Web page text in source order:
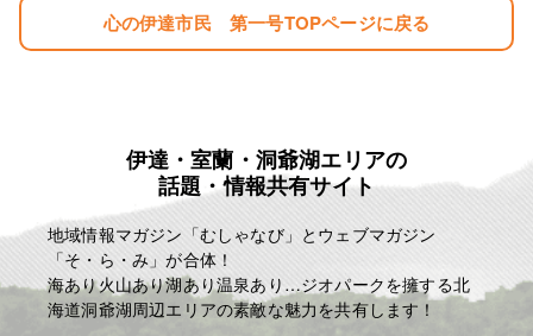
心の伊達市民 第一号TOPページに戻る
伊達・室蘭・洞爺湖エリアの
話題・情報共有サイト
地域情報マガジン「むしゃなび」とウェブマガジン
「そ・ら・み」が合体！
海あり火山あり湖あり温泉あり…ジオパークを擁する北
海道洞爺湖周辺エリアの素敵な魅力を共有します！